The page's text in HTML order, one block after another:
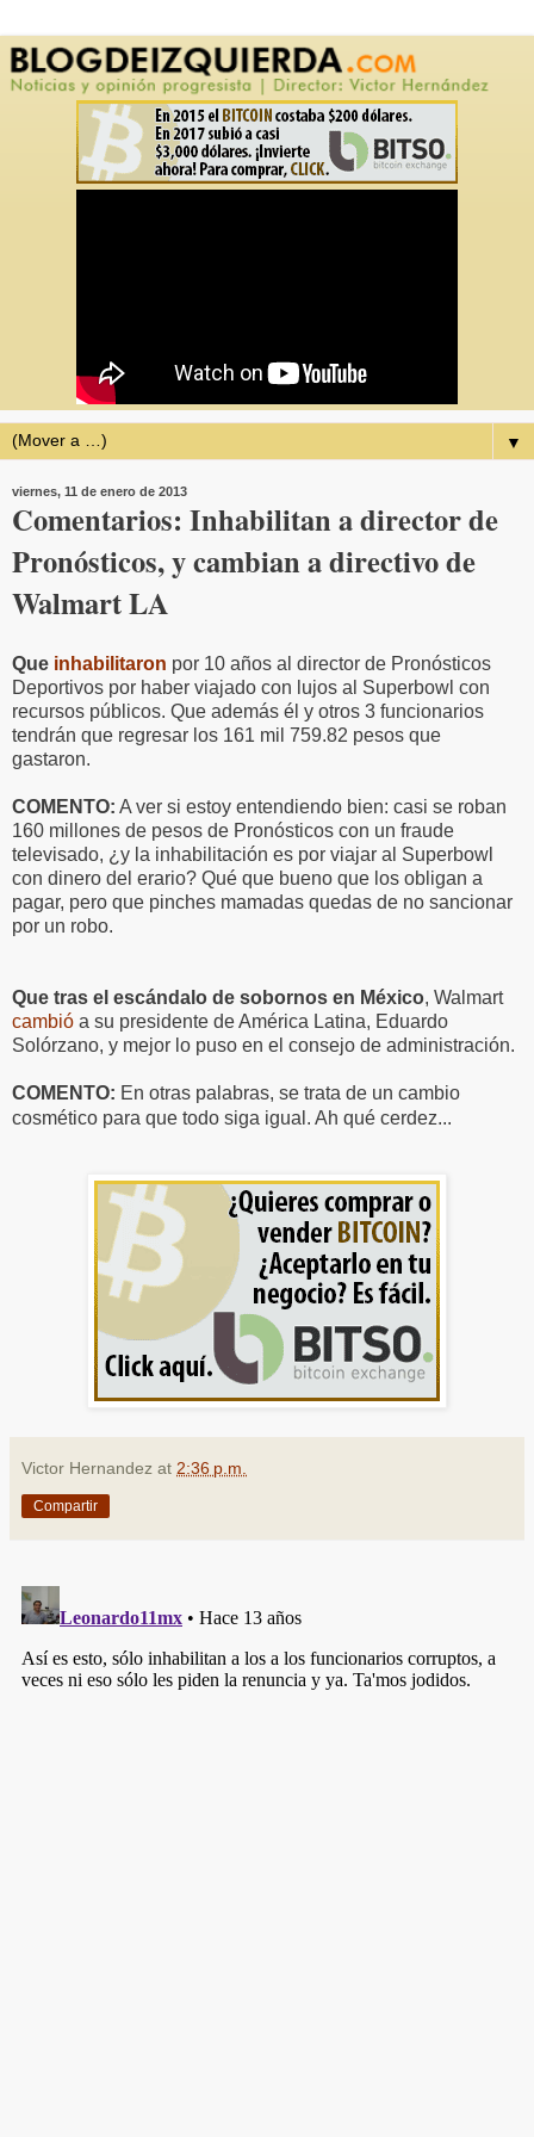
▼
viernes, 11 de enero de 2013
Comentarios: Inhabilitan a director de
Pronósticos, y cambian a directivo de
Walmart LA
Que inhabilitaron por 10 años al director de Pronósticos
Deportivos por haber viajado con lujos al Superbowl con
recursos públicos. Que además él y otros 3 funcionarios
tendrán que regresar los 161 mil 759.82 pesos que
gastaron.
COMENTO: A ver si estoy entendiendo bien: casi se roban
160 millones de pesos de Pronósticos con un fraude
televisado, ¿y la inhabilitación es por viajar al Superbowl
con dinero del erario? Qué que bueno que los obligan a
pagar, pero que pinches mamadas quedas de no sancionar
por un robo.
Que tras el escándalo de sobornos en México, Walmart
cambió a su presidente de América Latina, Eduardo
Solórzano, y mejor lo puso en el consejo de administración.
COMENTO: En otras palabras, se trata de un cambio
cosmético para que todo siga igual. Ah qué cerdez...
Victor Hernandez at 2:36 p.m.
Compartir